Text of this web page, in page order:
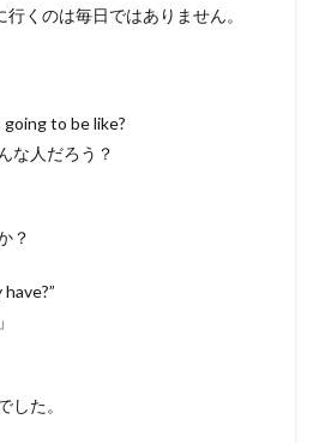
くのは毎日ではありません。
to be like?
な人だろう？
？
した。